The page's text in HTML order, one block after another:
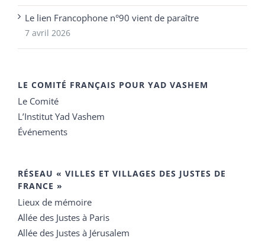
Le lien Francophone n°90 vient de paraître
7 avril 2026
LE COMITÉ FRANÇAIS POUR YAD VASHEM
Le Comité
L’Institut Yad Vashem
Événements
RÉSEAU « VILLES ET VILLAGES DES JUSTES DE
FRANCE »
Lieux de mémoire
Allée des Justes à Paris
Allée des Justes à Jérusalem